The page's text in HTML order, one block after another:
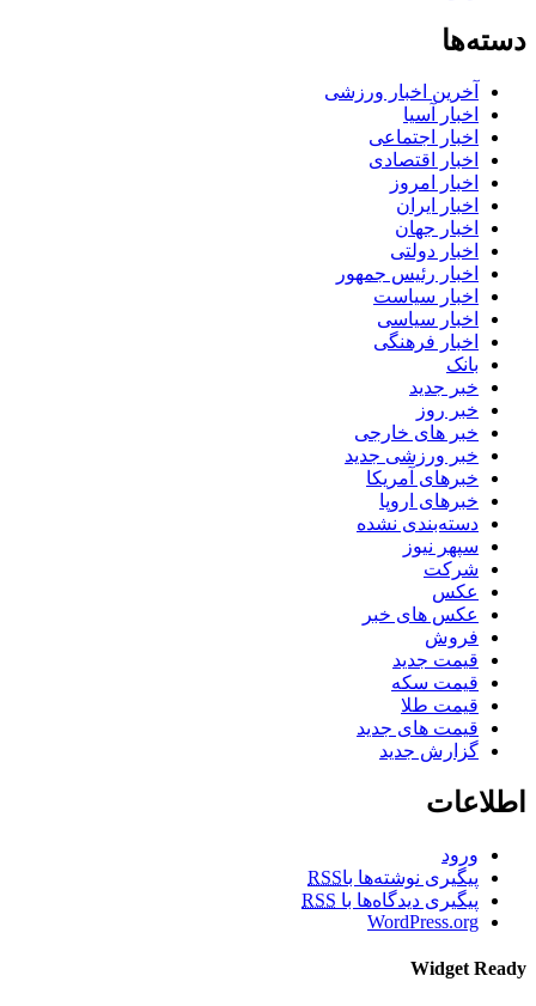
دسته‌ها
آخرین اخبار ورزشی
اخبار آسیا
اخبار اجتماعی
اخبار اقتصادی
اخبار امروز
اخبار ایران
اخبار جهان
اخبار دولتی
اخبار رئیس جمهور
اخبار سیاست
اخبار سیاسی
اخبار فرهنگی
بانک
خبر جدید
خبر روز
خبر های خارجی
خبر ورزشی جدید
خبرهای آمریکا
خبرهای اروپا
دسته‌بندی نشده
سپهر نیوز
شرکت
عکس
عکس های خبر
فروش
قیمت جدید
قیمت سکه
قیمت طلا
قیمت های جدید
گزارش جدید
اطلاعات
ورود
پیگیری نوشته‌ها باRSS
پیگیری دیدگاه‌ها با RSS
WordPress.org
Widget Ready